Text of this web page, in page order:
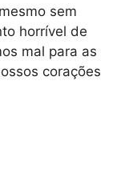
sem
horrível de
mal para as
corações